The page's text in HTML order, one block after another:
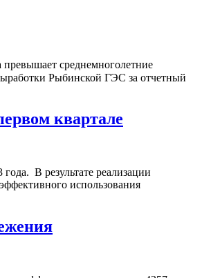
среднемноголетние
Рыбинской ГЭС за отчетный
квартале
В результате реализации
использования